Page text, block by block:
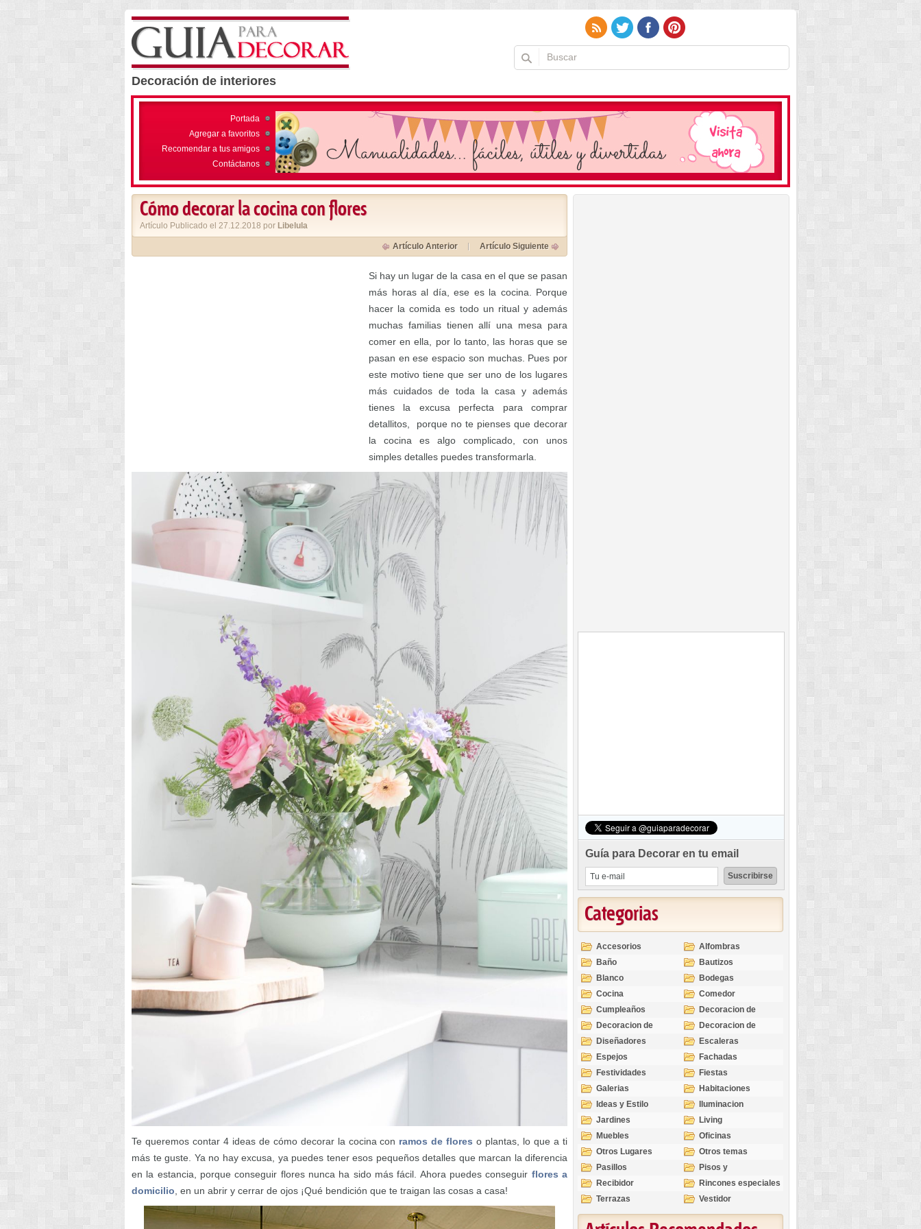
Decoración de interiores
Portada
Agregar a favoritos
Recomendar a tus amigos
Contáctanos
Cómo decorar la cocina con flores
Artículo Publicado el 27.12.2018 por Libelula
Artículo Anterior Artículo Siguiente
Si hay un lugar de la casa en el que se pasan
más horas al día, ese es la cocina. Porque
hacer la comida es todo un ritual y además
muchas familias tienen allí una mesa para
comer en ella, por lo tanto, las horas que se
pasan en ese espacio son muchas. Pues por
este motivo tiene que ser uno de los lugares
más cuidados de toda la casa y además
tienes la excusa perfecta para comprar
detallitos, porque no te pienses que decorar
la cocina es algo complicado, con unos
simples detalles puedes transformarla.
Te queremos contar 4 ideas de cómo decorar la cocina con ramos de flores o plantas, lo que a ti
más te guste. Ya no hay excusa, ya puedes tener esos pequeños detalles que marcan la diferencia
en la estancia, porque conseguir flores nunca ha sido más fácil. Ahora puedes conseguir flores a
domicilio , en un abrir y cerrar de ojos ¡Qué bendición que te traigan las cosas a casa!
Guía para Decorar en tu email
Categorias
Accesorios
Alfombras
Baño
Bautizos
Blanco
Bodegas
Cocina
Comedor
Cumpleaños
Decoracion de
Exteriores
Decoracion de
Interiores
Decoracion de
Ocasiones
Diseñadores
Escaleras
Espejos
Fachadas
Festividades
Fiestas
Galerias
Habitaciones
Ideas y Estilo
Iluminacion
Jardines
Living
Muebles
Oficinas
Otros Lugares
Otros temas
Pasillos
Pisos y
revestimientos
Recibidor
Rincones especiales
Terrazas
Vestidor